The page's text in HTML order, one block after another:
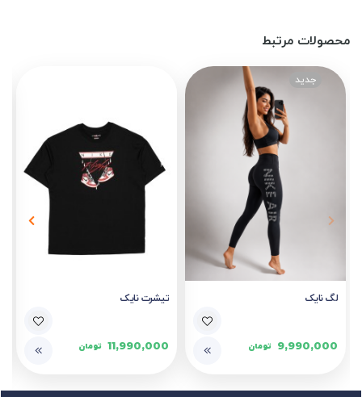
محصولات مرتبط
لگ نایک
9,990,000 تومان
تیشرت نایک
11,990,000 تومان